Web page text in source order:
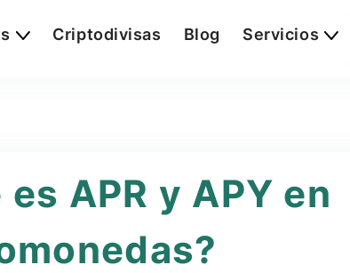
Criptodivisas Blog Servicios
es APR y APY en